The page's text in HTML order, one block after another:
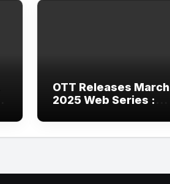
OTT Releases March
2025 Web Series :
Ultra Jhakaas पर नई वेब
सीरीज और फिल्में